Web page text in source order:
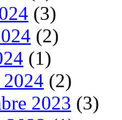
(3)
(2)
(1)
(2)
2023 (3)